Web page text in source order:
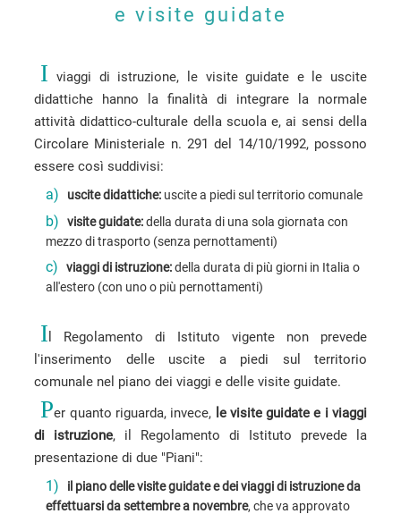
e visite guidate
I viaggi di istruzione, le visite guidate e le uscite
didattiche hanno la finalità di integrare la normale
attività didattico-culturale della scuola e, ai sensi della
Circolare Ministeriale n. 291 del 14/10/1992, possono
essere così suddivisi:
a) uscite didattiche: uscite a piedi sul territorio comunale
b) visite guidate:della durata di una sola giornata con
mezzo di trasporto (senza pernottamenti)
c) viaggi di istruzione:della durata di più giorni in Italia o
all'estero (con uno o più pernottamenti)
I l Regolamento di Istituto vigente non prevede
l'inserimento delle uscite a piedi sul territorio
comunale nel piano dei viaggi e delle visite guidate.
Per quanto riguarda, invece, le visite guidate e i viaggi
di istruzione, il Regolamento di Istituto prevede la
presentazione di due "Piani":
1)
il piano delle visite guidate e dei viaggi di istruzione da
effettuarsi da settembre a novembre, che va approvato